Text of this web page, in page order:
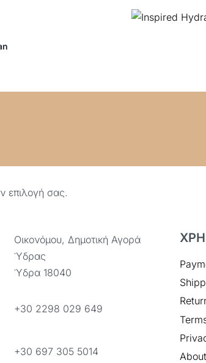
επιλογή σας.
Οικονόμου, Δημοτική Αγορά
Ύδρας
Ύδρα 18040
+30 2298 029 649
+30 697 305 5014